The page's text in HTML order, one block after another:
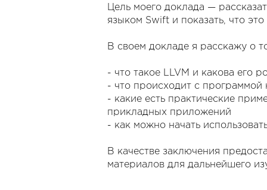
Цель моего доклада —
языком Swift и показать, что
В своем докладе я расскажу о
- что такое LLVM и какова его
- что происходит с
- какие есть практические
прикладных приложений
- как можно начать
В качестве заключения
материалов для дальнейшего